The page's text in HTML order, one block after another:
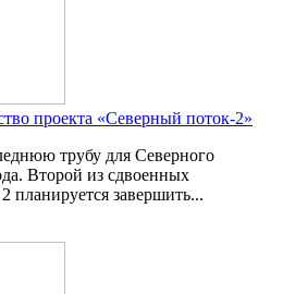
проекта «Северный поток-2»
трубу для Северного
Второй из сдвоенных
планируется завершить...